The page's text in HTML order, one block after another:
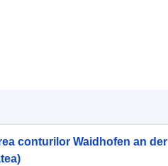
conturilor Waidhofen an der